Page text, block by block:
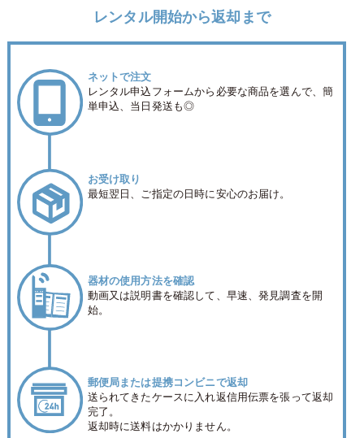
レンタル開始から返却まで
ネットで注文
レンタル申込フォームから必要な商品を選んで、簡
単申込、当日発送も◎
お受け取り
最短翌日、ご指定の日時に安心のお届け。
器材の使用方法を確認
動画又は説明書を確認して、早速、発見調査を開
始。
郵便局または提携コンビニで返却
送られてきたケースに入れ返信用伝票を張って返却
完了。
返却時に送料はかかりません。